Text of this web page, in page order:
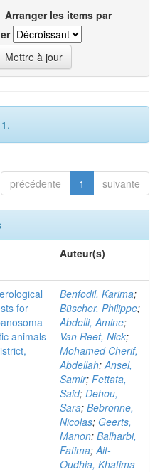
Arranger les items par
précédente 1 suivante
Auteur(s)
for
animals
Benfodil, Karima;
Büscher, Philippe;
Abdelli, Amine;
Van Reet, Nick;
Mohamed Cherif,
Abdellah;Ansel,
Samir; Fettata,
Said; Dehou,
Sara; Bebronne,
Nicolas; Geerts,
Manon; Balharbi,
Fatima;Ait-
Oudhia, Khatima